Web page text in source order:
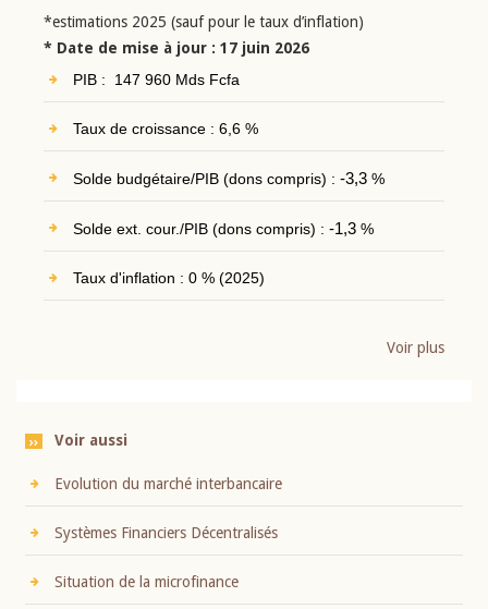
*estimations 2025 (sauf pour le taux d’inflation)
* Date de mise à jour : 17 juin 2026
PIB : 147 960 Mds Fcfa
Taux de croissance : 6,6 %
Solde budgétaire/PIB (dons compris) : -3,3%
Solde ext. cour./PIB (dons compris) : -1,3%
Taux d'inflation : 0 % (2025)
Voir plus
Voir aussi
Evolution du marché interbancaire
Systèmes Financiers Décentralisés
Situation de la microfinance